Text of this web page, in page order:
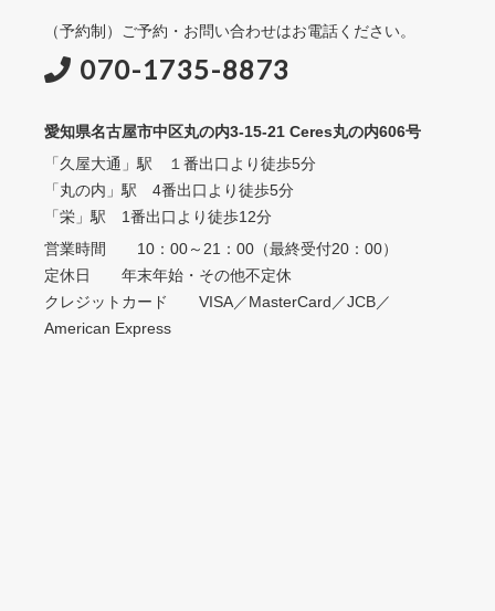
（予約制）ご予約・お問い合わせはお電話ください。
070-1735-8873
愛知県名古屋市中区丸の内3-15-21 Ceres丸の内606号
「久屋大通」駅 １番出口より徒歩5分
「丸の内」駅 4番出口より徒歩5分
「栄」駅 1番出口より徒歩12分
営業時間 10：00～21：00（最終受付20：00）
定休日 年末年始・その他不定休
クレジットカード VISA／MasterCard／JCB／
American Express